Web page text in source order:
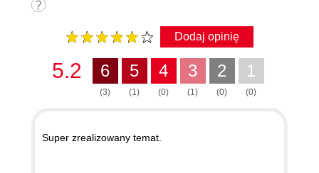
Dodaj opinię
5.2 6
(3)
5
(1)
4
(0)
3
(1)
2
(0)
1
(0)
Super zrealizowany temat.